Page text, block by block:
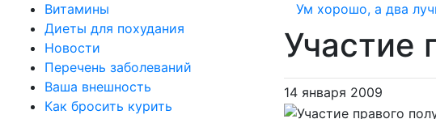
Витамины
Диеты для похудания
Новости
Перечень заболеваний
Ваша внешность
Как бросить курить
Ум хорошо, а два
Участие
14 января 2009